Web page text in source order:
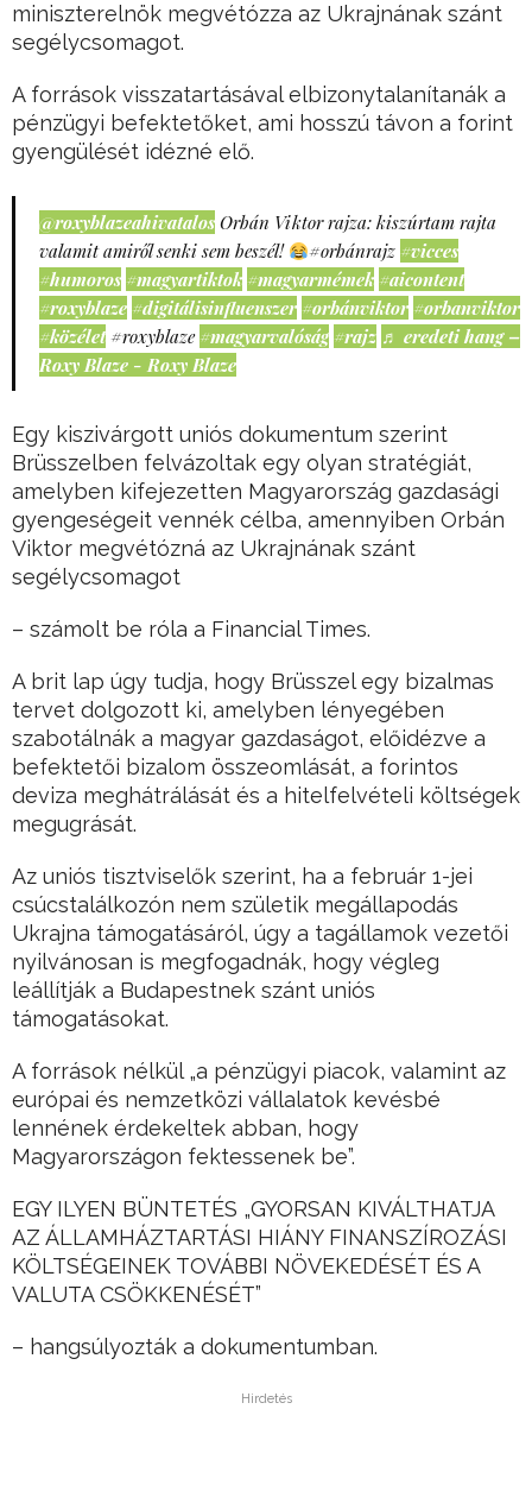
miniszterelnök megvétózza az Ukrajnának szánt
segélycsomagot.
A források visszatartásával elbizonytalanítanák a
pénzügyi befektetőket, ami hosszú távon a forint
gyengülését idézné elő.
@roxyblazeahivatalos Orbán Viktor rajza: kiszúrtam rajta
valamit amiről senki sem beszél!
#orbánrajz #vicces
#humoros #magyartiktok #magyarmémek #aicontent
#roxyblaze #digitálisinfluenszer #orbánviktor #orbanviktor
#közélet #roxyblaze #magyarvalóság #rajz ♬ eredeti hang –
Roxy Blaze - Roxy Blaze
Egy kiszivárgott uniós dokumentum szerint
Brüsszelben felvázoltak egy olyan stratégiát,
amelyben kifejezetten Magyarország gazdasági
gyengeségeit vennék célba, amennyiben Orbán
Viktor megvétózná az Ukrajnának szánt
segélycsomagot
– számolt be róla a Financial Times.
A brit lap úgy tudja, hogy Brüsszel egy bizalmas
tervet dolgozott ki, amelyben lényegében
szabotálnák a magyar gazdaságot, előidézve a
befektetői bizalom összeomlását, a forintos
deviza meghátrálását és a hitelfelvételi költségek
megugrását.
Az uniós tisztviselők szerint, ha a február 1-jei
csúcstalálkozón nem születik megállapodás
Ukrajna támogatásáról, úgy a tagállamok vezetői
nyilvánosan is megfogadnák, hogy végleg
leállítják a Budapestnek szánt uniós
támogatásokat.
A források nélkül „a pénzügyi piacok, valamint az
európai és nemzetközi vállalatok kevésbé
lennének érdekeltek abban, hogy
Magyarországon fektessenek be”.
EGY ILYEN BÜNTETÉS „GYORSAN KIVÁLTHATJA
AZ ÁLLAMHÁZTARTÁSI HIÁNY FINANSZÍROZÁSI
KÖLTSÉGEINEK TOVÁBBI NÖVEKEDÉSÉT ÉS A
VALUTA CSÖKKENÉSÉT”
– hangsúlyozták a dokumentumban.
Hirdetés